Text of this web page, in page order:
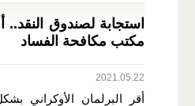
استجابة لصندوق النقد..
مكتب مكافحة الفساد
2021.05.22
أقر البرلمان الأوكراني